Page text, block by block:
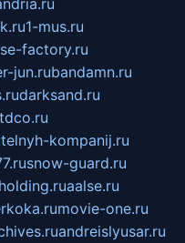
1-mus.ru
factory.ru
jun.rubandamn.ru
darksand.ru
kompanij.ru
snow-guard.ru
aalse.ru
movie-one.ru
andreislyusar.ru